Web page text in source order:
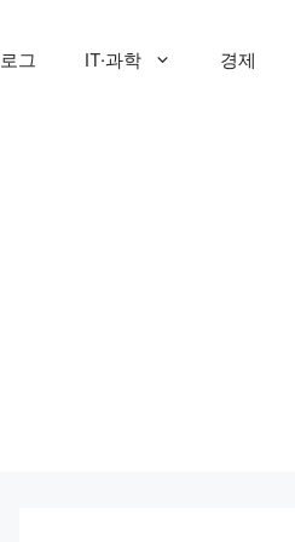
그 IT·과학 경제